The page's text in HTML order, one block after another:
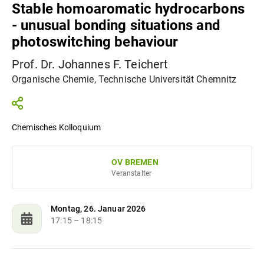
Stable homoaromatic hydrocarbons
- unusual bonding situations and
photoswitching behaviour
Prof. Dr. Johannes F. Teichert
Organische Chemie, Technische Universität Chemnitz
Chemisches Kolloquium
Veranstalter
OV BREMEN
Montag, 26. Januar 2026
17:15– 18:15